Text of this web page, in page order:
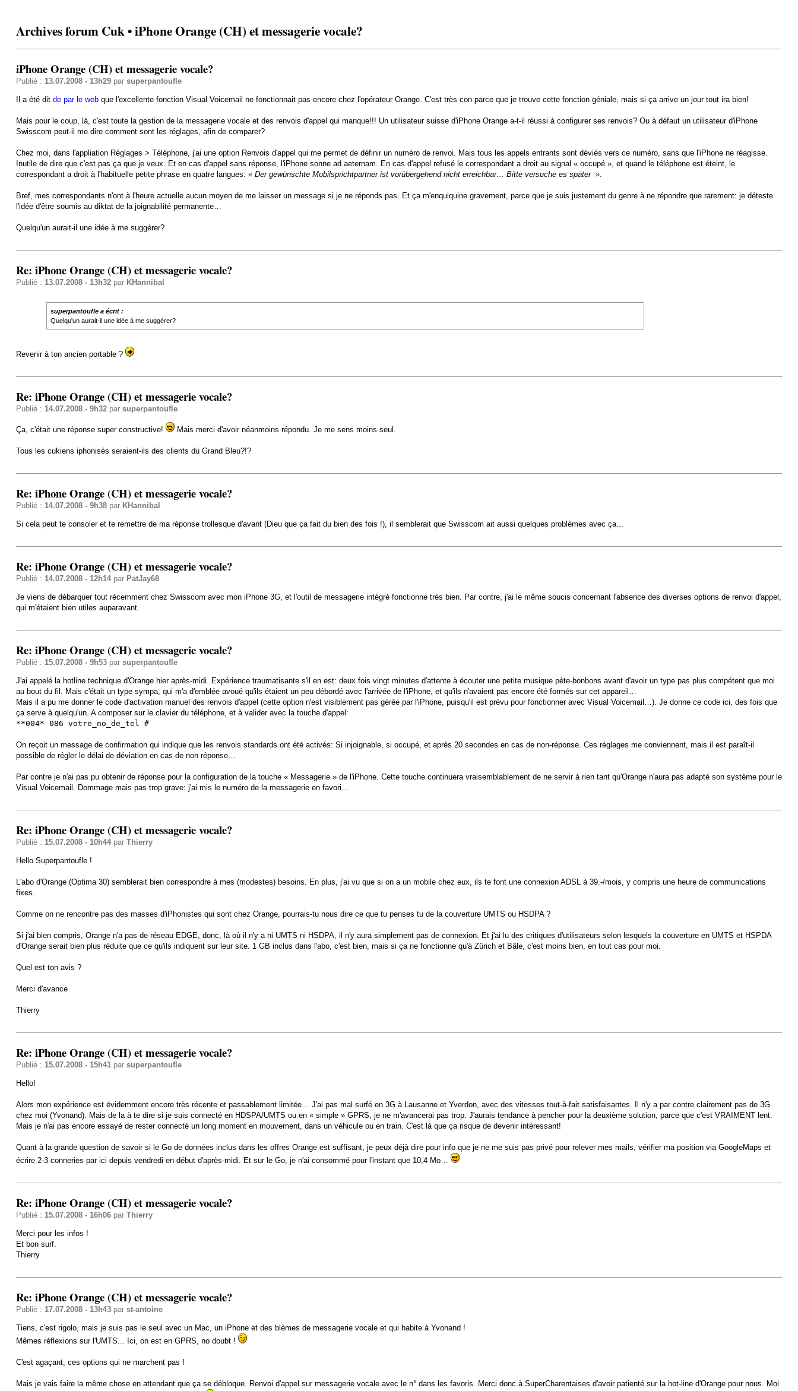
Archives forum Cuk • iPhone Orange (CH) et messagerie vocale?
iPhone Orange (CH) et messagerie vocale?
Publié : 13.07.2008 - 13h29par superpantoufle
Il a été dit de par le webque l'excellente fonction Visual Voicemail ne fonctionnait pas encore chez l'opérateur Orange. C'est très con parce que je trouve cette fonction géniale, mais si ça arrive un jour tout ira bien!
Mais pour le coup, là, c'est toute la gestion de la messagerie vocale et des renvois d'appel qui manque!!! Un utilisateur suisse d'iPhone Orange a-t-il réussi à configurer ses renvois? Ou à défaut un utilisateur d'iPhone
Swisscom peut-il me dire comment sont les réglages, afin de comparer?
Chez moi, dans l'appliation Réglages > Téléphone, j'ai une option Renvois d'appel qui me permet de définir un numéro de renvoi. Mais tous les appels entrants sont déviés vers ce numéro, sans que l'iPhone ne réagisse.
Inutile de dire que c'est pas ça que je veux. Et en cas d'appel sans réponse, l'iPhone sonne ad aeternam. En cas d'appel refusé le correspondant a droit au signal « occupé », et quand le téléphone est éteint, le
correspondant a droit à l'habituelle petite phrase en quatre langues: « Der gewünschte Mobilsprichtpartner ist vorübergehend nicht erreichbar… Bitte versuche es später ».
Bref, mes correspondants n'ont à l'heure actuelle aucun moyen de me laisser un message si je ne réponds pas. Et ça m'enquiquine gravement, parce que je suis justement du genre à ne répondre que rarement: je déteste
l'idée d'être soumis au diktat de la joignabilité permanente…
Quelqu'un aurait-il une idée à me suggérer?
Re: iPhone Orange (CH) et messagerie vocale?
Publié : 13.07.2008 - 13h32par KHannibal
superpantoufle a écrit :
Quelqu'un aurait-il une idée à me suggérer?
Revenir à ton ancien portable ?
Re: iPhone Orange (CH) et messagerie vocale?
Publié : 14.07.2008 - 9h32par superpantoufle
Ça, c'était une réponse super constructive! Mais merci d'avoir néanmoins répondu. Je me sens moins seul.
Tous les cukiens iphonisés seraient-ils des clients du Grand Bleu?!?
Re: iPhone Orange (CH) et messagerie vocale?
Publié : 14.07.2008 - 9h38par KHannibal
Si cela peut te consoler et te remettre de ma réponse trollesque d'avant (Dieu que ça fait du bien des fois !), il semblerait que Swisscom ait aussi quelques problèmes avec ça...
Re: iPhone Orange (CH) et messagerie vocale?
Publié : 14.07.2008 - 12h14par PatJay68
Je viens de débarquer tout récemment chez Swisscom avec mon iPhone 3G, et l'outil de messagerie intégré fonctionne très bien. Par contre, j'ai le même soucis concernant l'absence des diverses options de renvoi d'appel,
qui m'étaient bien utiles auparavant.
Re: iPhone Orange (CH) et messagerie vocale?
Publié : 15.07.2008 - 9h53par superpantoufle
J'ai appelé la hotline technique d'Orange hier après-midi. Expérience traumatisante s'il en est: deux fois vingt minutes d'attente à écouter une petite musique pète-bonbons avant d'avoir un type pas plus compétent que moi
au bout du fil. Mais c'était un type sympa, qui m'a d'emblée avoué qu'ils étaient un peu débordé avec l'arrivée de l'iPhone, et qu'ils n'avaient pas encore été formés sur cet appareil…
Mais il a pu me donner le code d'activation manuel des renvois d'appel (cette option n'est visiblement pas gérée par l'iPhone, puisqu'il est prévu pour fonctionner avec Visual Voicemail…). Je donne ce code ici, des fois que
ça serve à quelqu'un. A composer sur le clavier du téléphone, et à valider avec la touche d'appel:
**004* 086 votre_no_de_tel #
On reçoit un message de confirmation qui indique que les renvois standards ont été activés: Si injoignable, si occupé, et après 20 secondes en cas de non-réponse. Ces réglages me conviennent, mais il est paraît-il
possible de régler le délai de déviation en cas de non réponse…
Par contre je n'ai pas pu obtenir de réponse pour la configuration de la touche « Messagerie » de l'iPhone. Cette touche continuera vraisemblablement de ne servir à rien tant qu'Orange n'aura pas adapté son système pour le
Visual Voicemail. Dommage mais pas trop grave: j'ai mis le numéro de la messagerie en favori…
Re: iPhone Orange (CH) et messagerie vocale?
Publié : 15.07.2008 - 10h44par Thierry
Hello Superpantoufle !
L'abo d'Orange (Optima 30) semblerait bien correspondre à mes (modestes) besoins. En plus, j'ai vu que si on a un mobile chez eux, ils te font une connexion ADSL à 39.-/mois, y compris une heure de communications
fixes.
Comme on ne rencontre pas des masses d'iPhonistes qui sont chez Orange, pourrais-tu nous dire ce que tu penses tu de la couverture UMTS ou HSDPA ?
Si j'ai bien compris, Orange n'a pas de réseau EDGE, donc, là où il n'y a ni UMTS ni HSDPA, il n'y aura simplement pas de connexion. Et j'ai lu des critiques d'utilisateurs selon lesquels la couverture en UMTS et HSPDA
d'Orange serait bien plus réduite que ce qu'ils indiquent sur leur site. 1 GB inclus dans l'abo, c'est bien, mais si ça ne fonctionne qu'à Zürich et Bâle, c'est moins bien, en tout cas pour moi.
Quel est ton avis ?
Merci d'avance
Thierry
Re: iPhone Orange (CH) et messagerie vocale?
Publié : 15.07.2008 - 15h41par superpantoufle
Hello!
Alors mon expérience est évidemment encore très récente et passablement limitée… J'ai pas mal surfé en 3G à Lausanne et Yverdon, avec des vitesses tout-à-fait satisfaisantes. Il n'y a par contre clairement pas de 3G
chez moi (Yvonand). Mais de la à te dire si je suis connecté en HDSPA/UMTS ou en « simple » GPRS, je ne m'avancerai pas trop. J'aurais tendance à pencher pour la deuxième solution, parce que c'est VRAIMENT lent.
Mais je n'ai pas encore essayé de rester connecté un long moment en mouvement, dans un véhicule ou en train. C'est là que ça risque de devenir intéressant!
Quant à la grande question de savoir si le Go de données inclus dans les offres Orange est suffisant, je peux déjà dire pour info que je ne me suis pas privé pour relever mes mails, vérifier ma position via GoogleMaps et
écrire 2-3 conneries par ici depuis vendredi en début d'après-midi. Et sur le Go, je n'ai consommé pour l'instant que 10,4 Mo…
Re: iPhone Orange (CH) et messagerie vocale?
Publié : 15.07.2008 - 16h06par Thierry
Merci pour les infos !
Et bon surf.
Thierry
Re: iPhone Orange (CH) et messagerie vocale?
Publié : 17.07.2008 - 13h43par st-antoine
Tiens, c'est rigolo, mais je suis pas le seul avec un Mac, un iPhone et des blèmes de messagerie vocale et qui habite à Yvonand !
Mêmes réflexions sur l'UMTS... Ici, on est en GPRS, no doubt !
C'est agaçant, ces options qui ne marchent pas !
Mais je vais faire la même chose en attendant que ça se débloque. Renvoi d'appel sur messagerie vocale avec le n° dans les favoris. Merci donc à SuperCharentaises d'avoir patienté sur la hot-line d'Orange pour nous. Moi